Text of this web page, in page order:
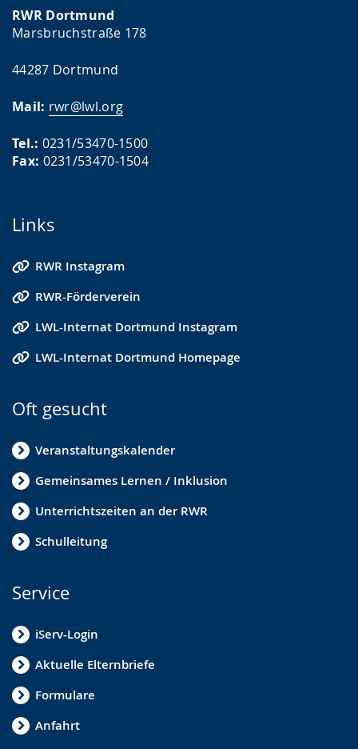
RWR Dortmund
Marsbruchstraße 178
44287 Dortmund
Mail: rwr@lwl.org
Tel.: 0231/53470-1500
Fax: 0231/53470-1504
Links
RWR Instagram
RWR-Förderverein
LWL-Internat Dortmund Instagram
LWL-Internat Dortmund Homepage
Oft gesucht
Veranstaltungskalender
Gemeinsames Lernen / Inklusion
Unterrichtszeiten an der RWR
Schulleitung
Service
iServ-Login
Aktuelle Elternbriefe
Formulare
Anfahrt